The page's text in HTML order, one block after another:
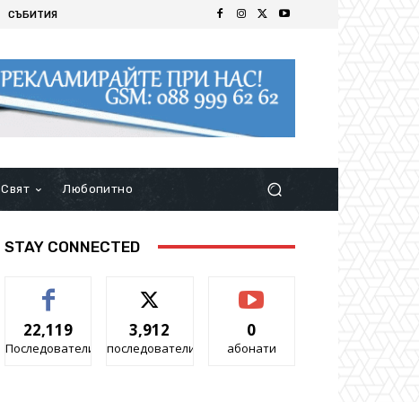
СЪБИТИЯ
Свят Любопитно
STAY CONNECTED
22,119
Последователи
3,912
последователи
0
абонати